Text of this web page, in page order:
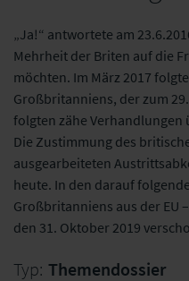
„Ja!“ antwortete am
Mehrheit der Briten auf die
möchten. Im März 2017
Großbritanniens, der zum
folgten zähe
Die Zustimmung des
ausgearbeiteten
heute. In den darauf
Großbritanniens aus der EU
den 31. Oktober 2019
Typ: Themendossier